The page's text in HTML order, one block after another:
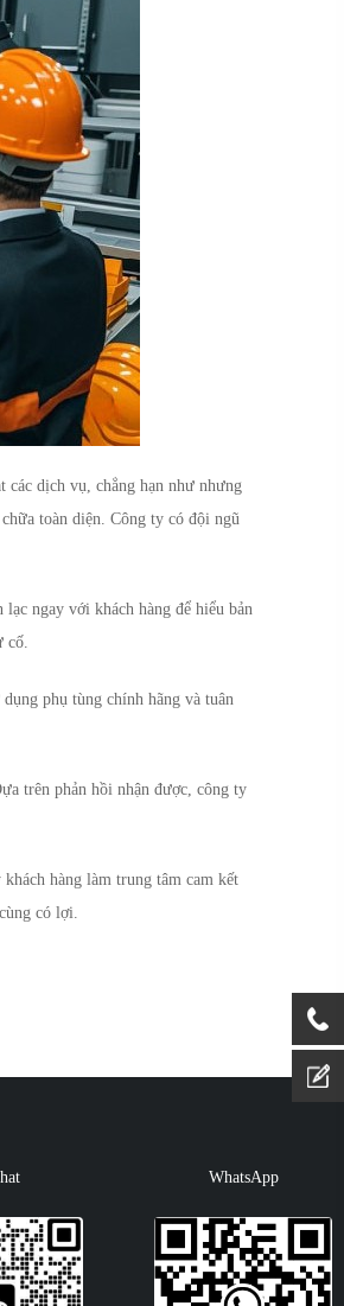
dịch vụ, chẳng hạn như nhưng
toàn diện. Công ty có đội ngũ
ngay với khách hàng để hiểu bản
cố.
phụ tùng chính hãng và tuân
trên phản hồi nhận được, công ty
hàng làm trung tâm cam kết
có lợi.
WhatsApp